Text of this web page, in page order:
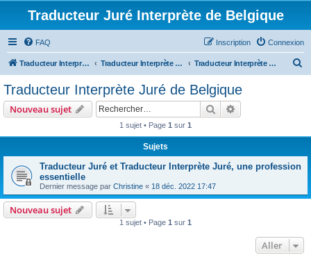
Traducteur Juré Interprète de Belgique
FAQ Connexion
Inscription
Traducteur Interprète Juré de Belgique Traducteur Interprète Juré de Belgique Traducteur Interprète Juré de Belgique
e
Traducteur Interprète Juré de Belgique
Nouveau sujet Rechercher
1 sujet • Page 1 sur 1
Sujets
Traducteur Juré et Traducteur Interprète Juré, une profession
essentielle
Dernier message par Christine « 18 déc. 2022 17:47
Nouveau sujet
1 sujet • Page 1 sur 1
Aller